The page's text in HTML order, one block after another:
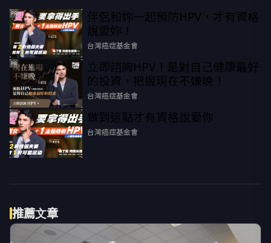
PR
伴侶和妳一起預防HPV，才有資格
說愛妳！
台灣癌症基金會
PR
立即諮詢HPV！是對自己健康最好
的投資，把握現在不嫌晚！
台灣癌症基金會
PR 做到這點才有資格說愛你
台灣癌症基金會
推薦文章